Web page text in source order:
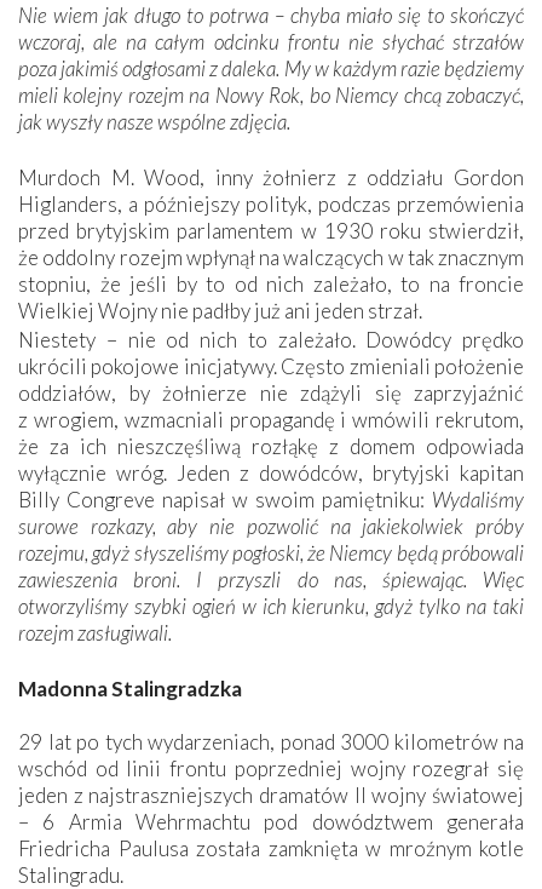
Nie wiem jak długo to potrwa – chyba miało się to skończyć
wczoraj, ale na całym odcinku frontu nie słychać strzałów
poza jakimiś odgłosami z daleka. My w każdym razie będziemy
mieli kolejny rozejm na Nowy Rok, bo Niemcy chcą zobaczyć,
jak wyszły nasze wspólne zdjęcia.
Murdoch M. Wood, inny żołnierz z oddziału Gordon
Higlanders, a późniejszy polityk, podczas przemówienia
przed brytyjskim parlamentem w 1930 roku stwierdził,
że oddolny rozejm wpłynął na walczących w tak znacznym
stopniu, że jeśli by to od nich zależało, to na froncie
Wielkiej Wojny nie padłby już ani jeden strzał.
Niestety – nie od nich to zależało. Dowódcy prędko
ukrócili pokojowe inicjatywy. Często zmieniali położenie
oddziałów, by żołnierze nie zdążyli się zaprzyjaźnić
z wrogiem, wzmacniali propagandę i wmówili rekrutom,
że za ich nieszczęśliwą rozłąkę z domem odpowiada
wyłącznie wróg. Jeden z dowódców, brytyjski kapitan
Billy Congreve napisał w swoim pamiętniku: Wydaliśmy
surowe rozkazy, aby nie pozwolić na jakiekolwiek próby
rozejmu, gdyż słyszeliśmy pogłoski, że Niemcy będą próbowali
zawieszenia broni. I przyszli do nas, śpiewając. Więc
otworzyliśmy szybki ogień w ich kierunku, gdyż tylko na taki
rozejm zasługiwali.
Madonna Stalingradzka
29 lat po tych wydarzeniach, ponad 3000 kilometrów na
wschód od linii frontu poprzedniej wojny rozegrał się
jeden z najstraszniejszych dramatów II wojny światowej
– 6 Armia Wehrmachtu pod dowództwem generała
Friedricha Paulusa została zamknięta w mroźnym kotle
Stalingradu.